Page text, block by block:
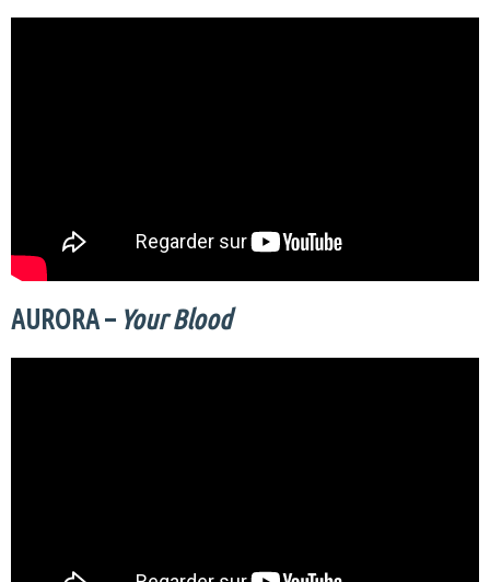
AURORA – Your Blood